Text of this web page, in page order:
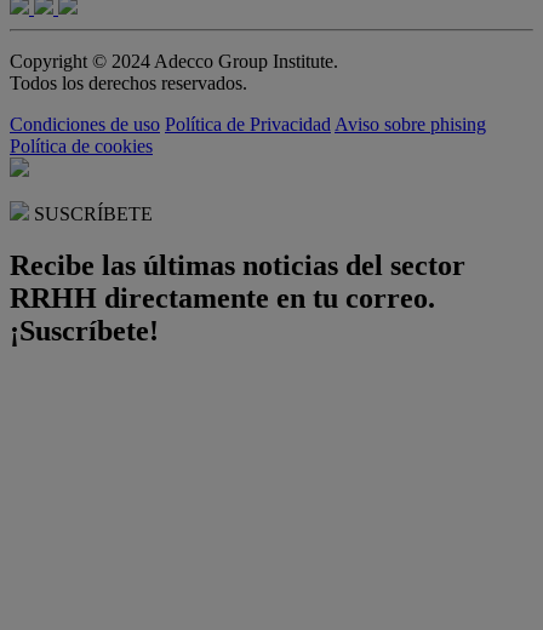
Copyright © 2024 Adecco Group Institute.
Todos los derechos reservados.
Condiciones de uso Política de Privacidad Aviso sobre phising
Política de cookies
SUSCRÍBETE
Recibe las últimas noticias del sector
RRHH directamente en tu correo.
¡Suscríbete!